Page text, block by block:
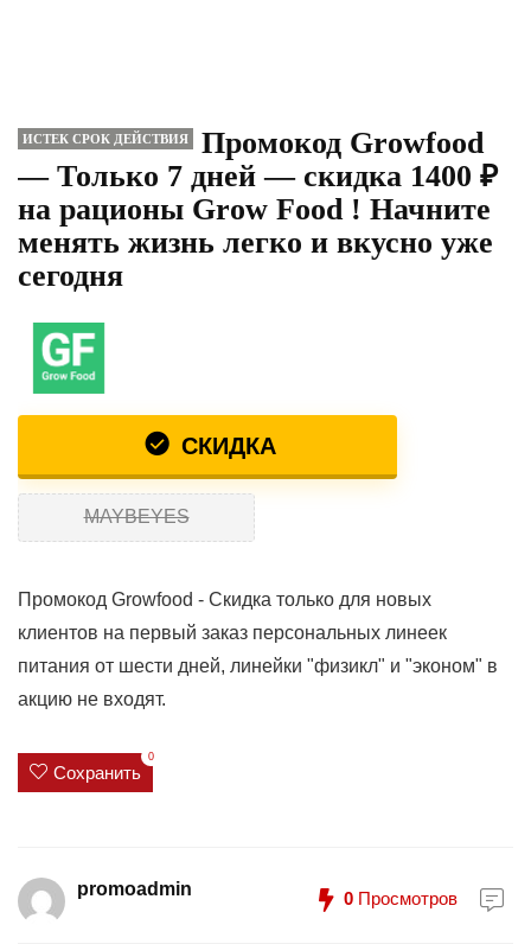
ИСТЕК СРОК ДЕЙСТВИЯ
Промокод Growfood
— Только 7 дней — скидка 1400 ₽
на рационы Grow Food ! Начните
менять жизнь легко и вкусно уже
сегодня
СКИДКА
MAYBEYES
Промокод Growfood - Скидка только для новых
клиентов на первый заказ персональных линеек
питания от шести дней, линейки "физикл" и "эконом" в
акцию не входят.
Сохранить
0
promoadmin 0 Просмотров